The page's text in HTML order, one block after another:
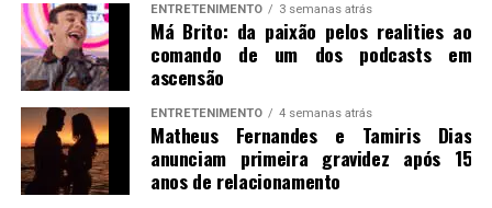
ENTRETENIMENTO 3 semanas atrás
Má Brito: da paixão pelos realities ao
comando de um dos podcasts em
ascensão
ENTRETENIMENTO 4 semanas atrás
Matheus Fernandes e Tamiris Dias
anunciam primeira gravidez após 15
anos de relacionamento